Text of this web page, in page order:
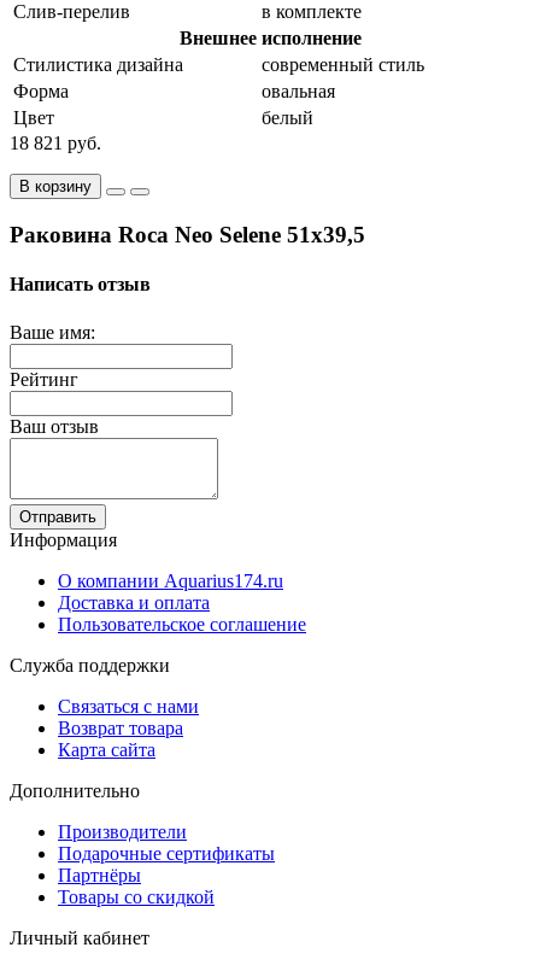
Слив-перелив
в комплекте
Внешнее исполнение
Стилистика дизайна
современный стиль
Форма
овальная
Цвет
белый
18 821 руб.
В корзину
Раковина Roca Neo Selene 51x39,5
Написать отзыв
Ваше имя:
Рейтинг
Ваш отзыв
Отправить
Информация
О компании Aquarius174.ru
Доставка и оплата
Пользовательское соглашение
Служба поддержки
Связаться с нами
Возврат товара
Карта сайта
Дополнительно
Производители
Подарочные сертификаты
Партнёры
Товары со скидкой
Личный кабинет